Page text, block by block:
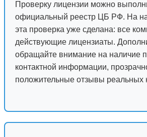
Проверку лицензии можно
официальный реестр ЦБ РФ. На
эта проверка уже сделана: все
действующие лицензиаты.
обращайте внимание на наличие
контактной информации,
положительные отзывы реальных